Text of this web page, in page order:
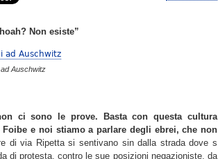
Non esiste”
Auschwitz
ci sono le prove. Basta con questa cultura
e noi stiamo a parlare degli ebrei, che non
di via Ripetta si sentivano sin dalla strada dove s
di protesta, contro le sue posizioni negazioniste, da